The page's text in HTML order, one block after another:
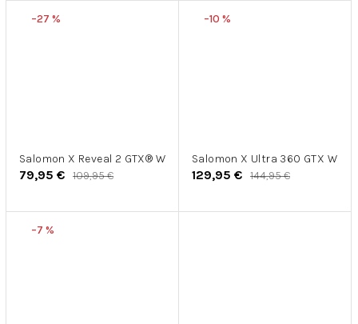
–27 %
Salomon X Reveal 2 GTX® W
79,95 € 109,95 €
–10 %
Salomon X Ultra 360 GTX W
129,95 € 144,95 €
–7 %